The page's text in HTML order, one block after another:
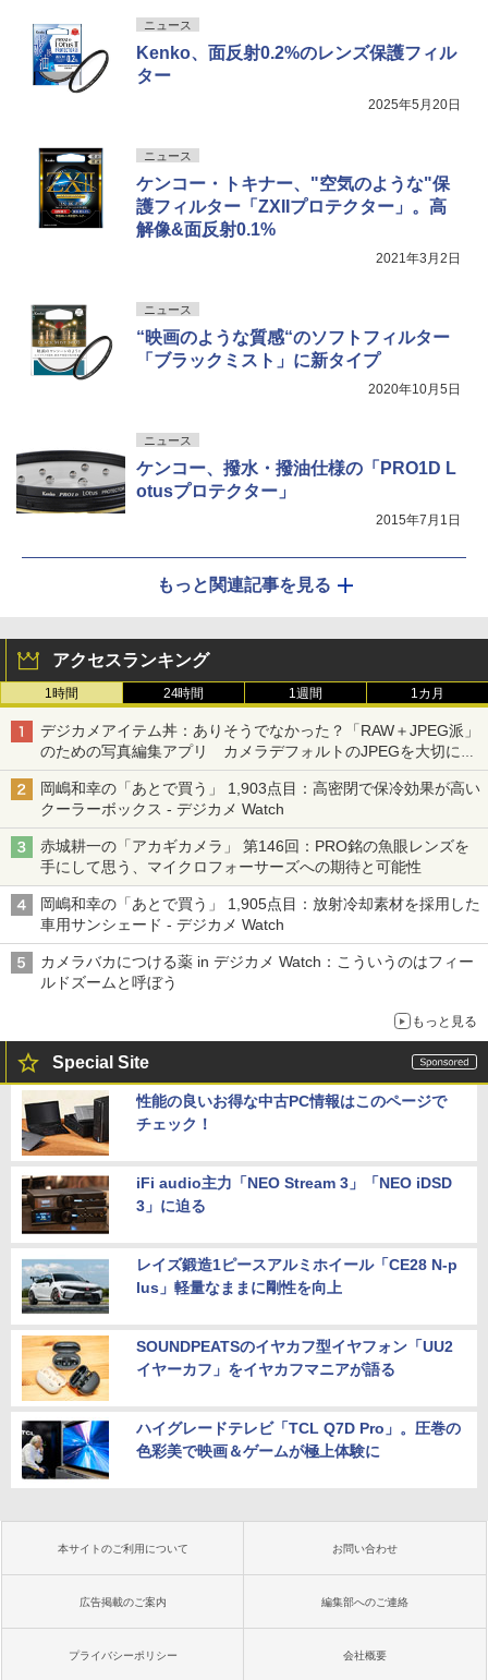
ニュース
Kenko、面反射0.2%のレンズ保護フィル
ター
2025年5月20日
ニュース
ケンコー・トキナー、"空気のような"保
護フィルター「ZXIIプロテクター」。高
解像&面反射0.1%
2021年3月2日
ニュース
“映画のような質感“のソフトフィルター
「ブラックミスト」に新タイプ
2020年10月5日
ニュース
ケンコー、撥水・撥油仕様の「PRO1D L
otusプロテクター」
2015年7月1日
もっと関連記事を見る
アクセスランキング
1時間 24時間 1週間 1カ月
デジカメアイテム丼：ありそうでなかった？「RAW＋JPEG派」
のための写真編集アプリ カメラデフォルトのJPEGを大切にす
る「Filmator」
岡嶋和幸の「あとで買う」 1,903点目：高密閉で保冷効果が高い
クーラーボックス - デジカメ Watch
赤城耕一の「アカギカメラ」 第146回：PRO銘の魚眼レンズを
手にして思う、マイクロフォーサーズへの期待と可能性
岡嶋和幸の「あとで買う」 1,905点目：放射冷却素材を採用した
車用サンシェード - デジカメ Watch
カメラバカにつける薬 in デジカメ Watch：こういうのはフィー
ルドズームと呼ぼう
もっと見る
Special Site
性能の良いお得な中古PC情報はこのページで
チェック！
iFi audio主力「NEO Stream 3」「NEO iDSD
3」に迫る
レイズ鍛造1ピースアルミホイール「CE28 N-p
lus」軽量なままに剛性を向上
SOUNDPEATSのイヤカフ型イヤフォン「UU2
イヤーカフ」をイヤカフマニアが語る
ハイグレードテレビ「TCL Q7D Pro」。圧巻の
色彩美で映画＆ゲームが極上体験に
本サイトのご利用について お問い合わせ
広告掲載のご案内 編集部へのご連絡
プライバシーポリシー 会社概要